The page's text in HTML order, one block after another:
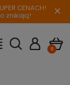
CENACH!
znikają! ×